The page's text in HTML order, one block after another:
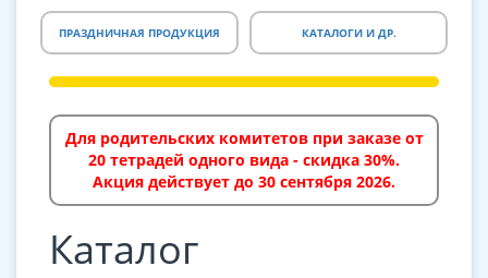
ПРАЗДНИЧНАЯ ПРОДУКЦИЯ КАТАЛОГИ И ДР.
Для родительских комитетов при заказе от
20 тетрадей одного вида - скидка 30%.
Акция действует до 30 сентября 2026.
Каталог